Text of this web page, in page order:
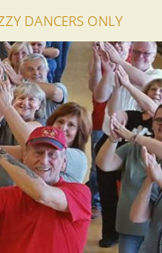
DANCERS ONLY